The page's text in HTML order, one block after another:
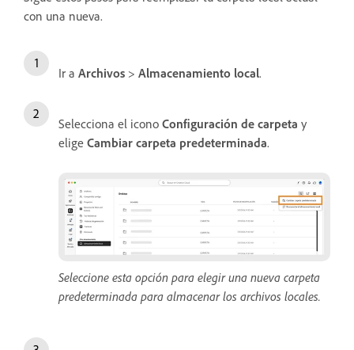
con una nueva.
Ir a Archivos > Almacenamiento local.
Selecciona el icono Configuración de carpeta y
elige Cambiar carpeta predeterminada.
Seleccione esta opción para elegir una nueva carpeta
predeterminada para almacenar los archivos locales.